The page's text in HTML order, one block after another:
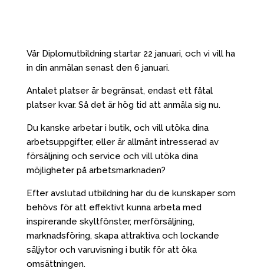
Vår Diplomutbildning startar 22 januari, och vi vill ha
in din anmälan senast den 6 januari.
Antalet platser är begränsat, endast ett fåtal
platser kvar. Så det är hög tid att anmäla sig nu.
Du kanske arbetar i butik, och vill utöka dina
arbetsuppgifter, eller är allmänt intresserad av
försäljning och service och vill utöka dina
möjligheter på arbetsmarknaden?
Efter avslutad utbildning har du de kunskaper som
behövs för att effektivt kunna arbeta med
inspirerande skyltfönster, merförsäljning,
marknadsföring, skapa attraktiva och lockande
säljytor och varuvisning i butik för att öka
omsättningen.